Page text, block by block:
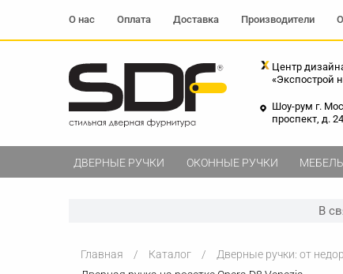
Центр
«Экспострой
Шоу-рум г.
проспект, д. 24
О нас Оплата Доставка Производители
ДВЕРНЫЕ РУЧКИ ОКОННЫЕ РУЧКИ
В
Главная Каталог Дверные ручки: от